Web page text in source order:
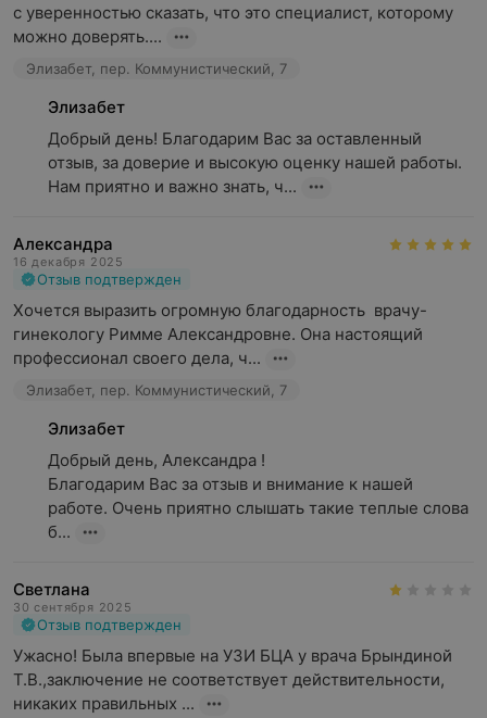
с уверенностью сказать, что это специалист, которому
можно доверять....
Элизабет, пер. Коммунистический, 7
Элизабет
Добрый день! Благодарим Вас за оставленный
отзыв, за доверие и высокую оценку нашей работы.
Нам приятно и важно знать, ч...
Александра
16 декабря 2025
Отзыв подтвержден
Хочется выразить огромную благодарность  врачу-
гинекологу Римме Александровне. Она настоящий
профессионал своего дела, ч...
Элизабет, пер. Коммунистический, 7
Элизабет
Добрый день, Александра !
Благодарим Вас за отзыв и внимание к нашей
работе. Очень приятно слышать такие теплые слова
б...
Светлана
30 сентября 2025
Отзыв подтвержден
Ужасно! Была впервые на УЗИ БЦА у врача Брындиной
Т.В.,заключение не соответствует действительности,
никаких правильных ...